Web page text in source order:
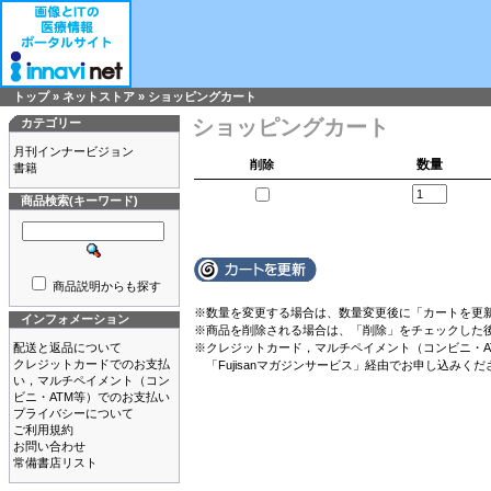
トップ» ネットストア » ショッピングカート
カテゴリー
月刊インナービジョン
書籍
商品検索(キーワード)
商品説明からも探す
インフォメーション
配送と返品について
クレジットカードでのお支払
い，マルチペイメント（コン
ビニ・ATM等）でのお支払い
プライバシーについて
ご利用規約
お問い合わせ
常備書店リスト
ショッピングカート
削除 数量
※数量を変更する場合は、数量変更後に「カートを更
※商品を削除される場合は、「削除」をチェックした
※クレジットカード，マルチペイメント（コンビニ・
「Fujisanマガジンサービス」 経由でお申し込みくだ